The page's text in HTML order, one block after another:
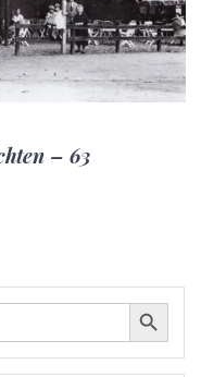
– 63
Zoekknop